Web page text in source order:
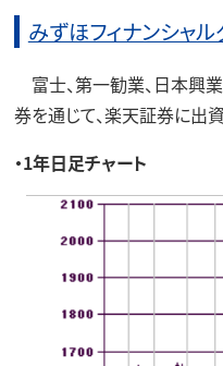
みずほフィナンシャル
富士、第一勧業、日本興
券を通じて、楽天証券に出資
・1年日足チャート